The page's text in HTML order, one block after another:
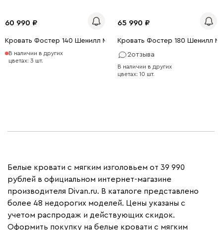
60 990
Кровать Фостер 140 Шенилл Молочный
В наличии в других
цветах: 3 шт.
65 990
Кровать Фостер 180 Шенилл
2отзыва
В наличии в других
цветах: 10 шт.
Белые кровати с мягким изголовьем от 39 990
рублей в официальном интернет-магазине
производителя Divan.ru. В каталоге представлено
более 48 недорогих моделей. Цены указаны с
учетом распродаж и действующих скидок.
Оформить покупку на белые кровати с мягким